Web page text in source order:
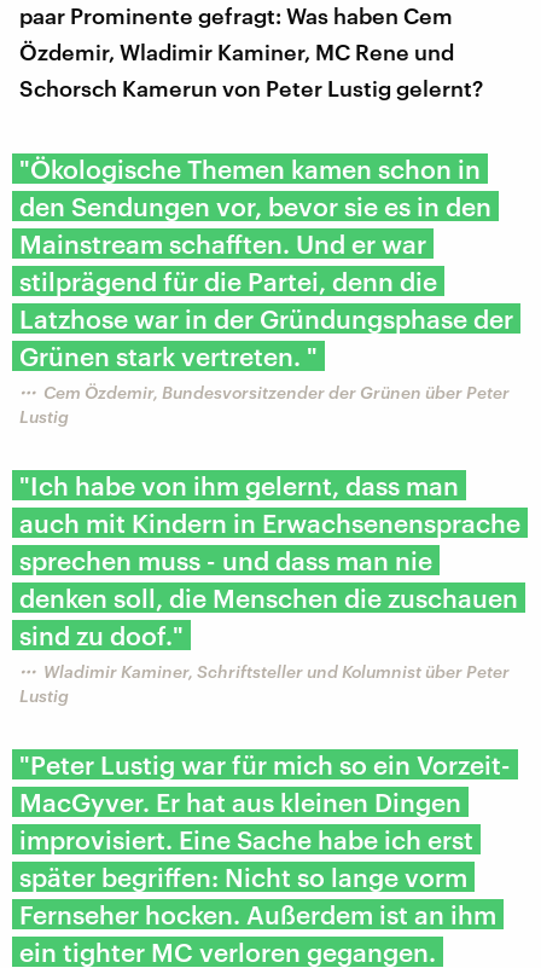
paar Prominente gefragt: Was haben Cem
Özdemir, Wladimir Kaminer, MC Rene und
Schorsch Kamerun von Peter Lustig gelernt?
"Ökologische Themen kamen schon in
den Sendungen vor, bevor sie es in den
Mainstream schafften. Und er war
stilprägend für die Partei, denn die
Latzhose war in der Gründungsphase der
Grünen stark vertreten. "
Cem Özdemir, Bundesvorsitzender der Grünen über Peter
Lustig
"Ich habe von ihm gelernt, dass man
auch mit Kindern in Erwachsenensprache
sprechen muss - und dass man nie
denken soll, die Menschen die zuschauen
sind zu doof."
Wladimir Kaminer, Schriftsteller und Kolumnist über Peter
Lustig
"Peter Lustig war für mich so ein Vorzeit-
MacGyver. Er hat aus kleinen Dingen
improvisiert. Eine Sache habe ich erst
später begriffen: Nicht so lange vorm
Fernseher hocken. Außerdem ist an ihm
ein tighter MC verloren gegangen.